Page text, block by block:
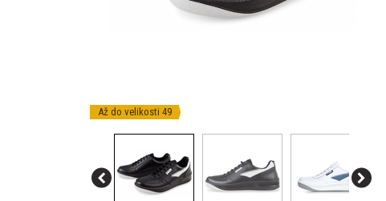
Až do velikosti 49